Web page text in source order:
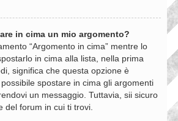
in cima un mio argomento?
“Argomento in cima” mentre lo
in cima alla lista, nella prima
significa che questa opzione è
spostare in cima gli argomenti
un messaggio. Tuttavia, sii sicuro
del forum in cui ti trovi.